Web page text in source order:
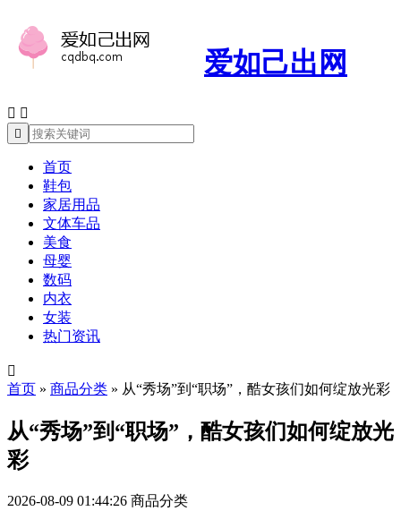
爱如己出网
 

首页
鞋包
家居用品
文体车品
美食
母婴
数码
内衣
女装
热门资讯

首页 » 商品分类 » 从“秀场”到“职场”，酷女孩们如何绽放光彩
从“秀场”到“职场”，酷女孩们如何绽放光
彩
2026-08-09 01:44:26 商品分类